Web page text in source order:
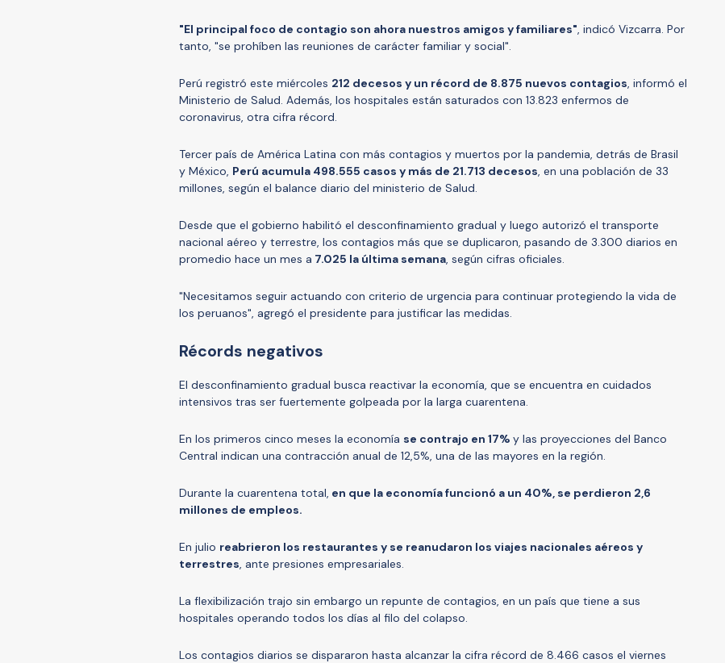
"El principal foco de contagio son ahora nuestros amigos y familiares", indicó Vizcarra. Por
tanto, "se prohíben las reuniones de carácter familiar y social".
Perú registró este miércoles 212 decesos y un récord de 8.875 nuevos contagios, informó el
Ministerio de Salud. Además, los hospitales están saturados con 13.823 enfermos de
coronavirus, otra cifra récord.
Tercer país de América Latina con más contagios y muertos por la pandemia, detrás de Brasil
y México, Perú acumula 498.555 casos y más de 21.713 decesos, en una población de 33
millones, según el balance diario del ministerio de Salud.
Desde que el gobierno habilitó el desconfinamiento gradual y luego autorizó el transporte
nacional aéreo y terrestre, los contagios más que se duplicaron, pasando de 3.300 diarios en
promedio hace un mes a 7.025 la última semana, según cifras oficiales.
"Necesitamos seguir actuando con criterio de urgencia para continuar protegiendo la vida de
los peruanos", agregó el presidente para justificar las medidas.
Récords negativos
El desconfinamiento gradual busca reactivar la economía, que se encuentra en cuidados
intensivos tras ser fuertemente golpeada por la larga cuarentena.
En los primeros cinco meses la economía se contrajo en 17% y las proyecciones del Banco
Central indican una contracción anual de 12,5%, una de las mayores en la región.
Durante la cuarentena total, en que la economía funcionó a un 40%, se perdieron 2,6
millones de empleos.
En julio reabrieron los restaurantes y se reanudaron los viajes nacionales aéreos y
terrestres, ante presiones empresariales.
La flexibilización trajo sin embargo un repunte de contagios, en un país que tiene a sus
hospitales operando todos los días al filo del colapso.
Los contagios diarios se dispararon hasta alcanzar la cifra récord de 8.466 casos el viernes